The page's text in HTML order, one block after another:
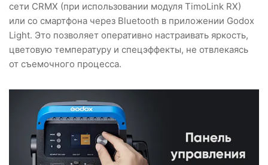
сети CRMX (при использовании модуля TimoLink RX)
или со смартфона через Bluetooth в приложении Godox
Light. Это позволяет оперативно настраивать яркость,
цветовую температуру и спецэффекты, не отвлекаясь
от съемочного процесса.